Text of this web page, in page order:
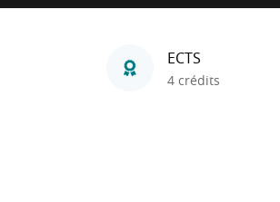
ECTS
4 crédits